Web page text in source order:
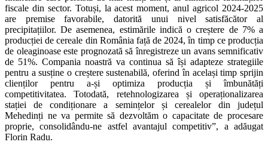
fiscale din sector. Totuși, la acest moment, anul agricol 2024-2025
are premise favorabile, datorită unui nivel satisfăcător al
precipitațiilor. De asemenea, estimările indică o creștere de 7% a
producției de cereale din România față de 2024, în timp ce producția
de oleaginoase este prognozată să înregistreze un avans semnificativ
de 51%. Compania noastră va continua să își adapteze strategiile
pentru a susține o creștere sustenabilă, oferind în același timp sprijin
clienților pentru a-și optimiza producția și îmbunătăți
competitivitatea. Totodată, retehnologizarea și operaționalizarea
stației de condiționare a semințelor și cerealelor din județul
Mehedinți ne va permite să dezvoltăm o capacitate de procesare
proprie, consolidându-ne astfel avantajul competitiv”, a adăugat
Florin Radu.